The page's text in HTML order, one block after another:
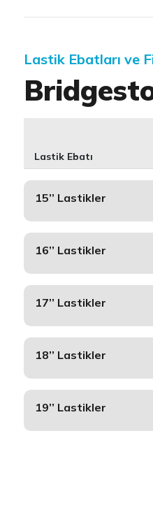
Lastik Ebatları ve
Lastik Ebatı
15’’ Lastikler
16’’ Lastikler
17’’ Lastikler
18’’ Lastikler
19’’ Lastikler